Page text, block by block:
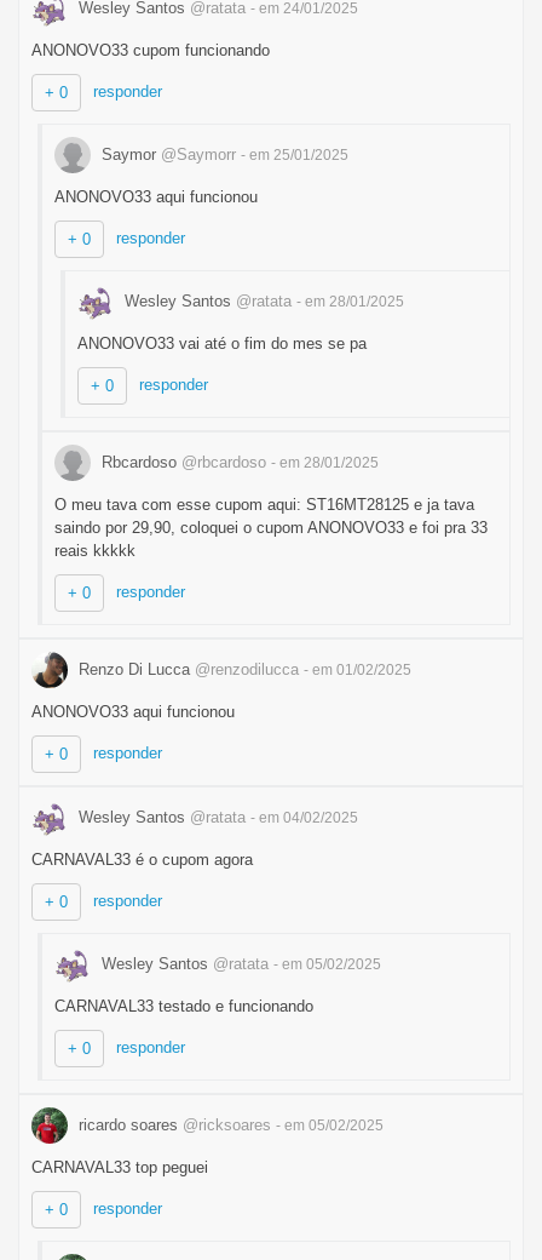
Wesley Santos @ratata - em 24/01/2025
ANONOVO33 cupom funcionando
+ 0 responder
Saymor @Saymorr - em 25/01/2025
ANONOVO33 aqui funcionou
+ 0 responder
Wesley Santos @ratata - em 28/01/2025
ANONOVO33 vai até o fim do mes se pa
+ 0 responder
Rbcardoso @rbcardoso - em 28/01/2025
O meu tava com esse cupom aqui: ST16MT28125 e ja tava
saindo por 29,90, coloquei o cupom ANONOVO33 e foi pra 33
reais kkkkk
+ 0 responder
Renzo Di Lucca @renzodilucca - em 01/02/2025
ANONOVO33 aqui funcionou
+ 0 responder
Wesley Santos @ratata - em 04/02/2025
CARNAVAL33 é o cupom agora
+ 0 responder
Wesley Santos @ratata - em 05/02/2025
CARNAVAL33 testado e funcionando
+ 0 responder
ricardo soares @ricksoares - em 05/02/2025
CARNAVAL33 top peguei
+ 0 responder